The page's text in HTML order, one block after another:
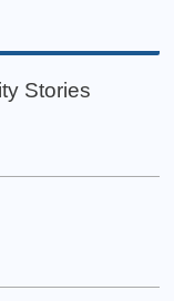
Stories